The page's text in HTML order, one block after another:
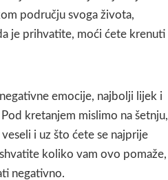
području svoga života,
je prihvatite, moći ćete krenuti
emocije, najbolji lijek i
kretanjem mislimo na šetnju,
i uz što ćete se najprije
koliko vam ovo pomaže,
negativno.